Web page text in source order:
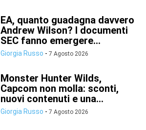
EA, quanto guadagna davvero
Andrew Wilson? I documenti
SEC fanno emergere...
Giorgia Russo - 7 Agosto 2026
Monster Hunter Wilds,
Capcom non molla: sconti,
nuovi contenuti e una...
Giorgia Russo - 7 Agosto 2026